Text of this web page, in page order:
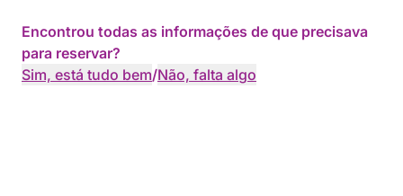
Encontrou todas as informações de que precisava
para reservar?
Sim, está tudo bem/Não, falta algo